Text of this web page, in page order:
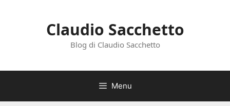
Claudio Sacchetto
Blog di Claudio Sacchetto
Menu